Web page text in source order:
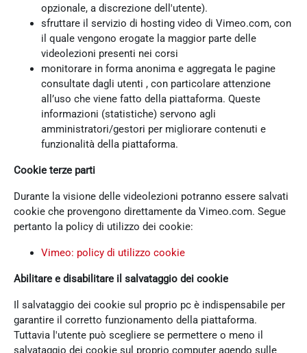
opzionale, a discrezione dell'utente).
sfruttare il servizio di hosting video di Vimeo.com, con
il quale vengono erogate la maggior parte delle
videolezioni presenti nei corsi
monitorare in forma anonima e aggregata le pagine
consultate dagli utenti , con particolare attenzione
all’uso che viene fatto della piattaforma. Queste
informazioni (statistiche) servono agli
amministratori/gestori per migliorare contenuti e
funzionalità della piattaforma.
Cookie terze parti
Durante la visione delle videolezioni potranno essere salvati
cookie che provengono direttamente da Vimeo.com. Segue
pertanto la policy di utilizzo dei cookie:
Vimeo: policy di utilizzo cookie
Abilitare e disabilitare il salvataggio dei cookie
Il salvataggio dei cookie sul proprio pc è indispensabile per
garantire il corretto funzionamento della piattaforma.
Tuttavia l'utente può scegliere se permettere o meno il
salvataggio dei cookie sul proprio computer agendo sulle